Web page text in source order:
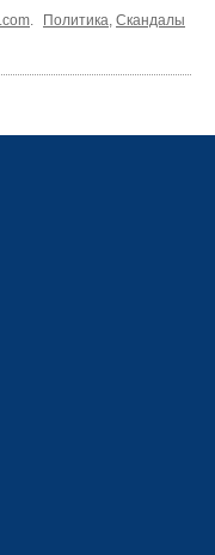
. Политика, Скандалы